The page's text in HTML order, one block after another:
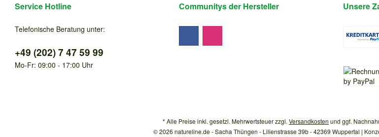
Service Hotline
Telefonische Beratung unter:
+49 (202) 7 47 59 99
Mo-Fr: 09:00 - 17:00 Uhr
Communitys der Hersteller Unsere
* Alle Preise inkl. gesetzl. Mehrwertsteuer zzgl. Versandkosten und ggf.
© 2026 natureline.de - Sacha Thüngen - Lilienstrasse 39b - 42369 Wuppertal |